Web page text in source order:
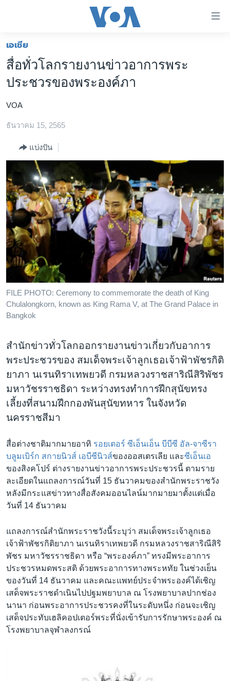
ต่อ
ข้าม
ไป
เนื้อหา
ข้าม
ไป
ข้าม
ไป
การ
ค้นหา
หน้าหลัก
โลก
เอเชีย
สหรัฐฯ
ไทย
ธุรกิจ
วิทยาศาสตร์
สังคมและสุขภาพ
ไลฟ์สไตล์
ตรวจสอบข่าว
เรียนรู้ภาษาอังกฤษ
พอดคาสต์
ติดตามเรา
เอเชีย
สื่อทั่วโลกรายงานข่าวอาการพระ
ประชวรของพระองค์ภา
VOA
ธันวาคม 15, 2565
แบ่งปัน
FILE PHOTO: Ceremony to commemorate the death of King
Chulalongkorn, known as King Rama V, at The Grand Palace in
Bangkok
สำนักข่าวทั่วโลกออกรายงานข่าวเกี่ยวกับอาการ
พระประชวรของ สมเด็จพระเจ้าลูกเธอเจ้าฟ้าพัชรกิติ
ยาภา นเรนทิราเทพยวดี กรมหลวงราชสาริณีสิริพัชร
มหาวัชรราชธิดา ระหว่างทรงทำการฝึกสุนัขทรง
เลี้ยงที่สนามฝึกกองพันสุนัขทหาร ในจังหวัด
นครราชสีมา
สื่อต่างชาติมากมายอาทิ รอยเตอร์ ซีเอ็นเอ็น บีบีซี อัล-จาซีรา
บลูมเบิร์ก สกายนิวส์ เอบีซีนิวส์ของออสเตรเลีย และซีเอ็นเอ
ของสิงคโปร์ ต่างรายงานข่าวอาการพระประชวรนี้ ตามราย
ละเอียดในแถลงการณ์วันที่ 15 ธันวาคมของสำนักพระราชวัง
หลังมีกระแสข่าวทางสื่อสังคมออนไลน์มากมายมาตั้งแต่เมื่อ
วันที่ 14 ธันวาคม
แถลงการณ์สำนักพระราชวังนี้ระบุว่า สมเด็จพระเจ้าลูกเธอ
เจ้าฟ้าพัชรกิติยาภา นเรนทิราเทพยวดี กรมหลวงราชสาริณีสิริ
พัชร มหาวัชรราชธิดา หรือ “พระองค์ภา” ทรงมีพระอาการ
ประชวรหมดพระสติ ด้วยพระอาการทางพระหทัย ในช่วงเย็น
ของวันที่ 14 ธันวาคม และคณะแพทย์ประจำพระองค์ได้เชิญ
เสด็จพระราชดำเนินไปปฐมพยาบาล ณ โรงพยาบาลปากช่อง
นานา ก่อนพระอาการประชวรคงที่ในระดับหนึ่ง ก่อนจะเชิญ
เสด็จประทับเฮลิคอปเตอร์พระที่นั่งเข้ารับการรักษาพระองค์ ณ
โรงพยาบาลจุฬาลงกรณ์